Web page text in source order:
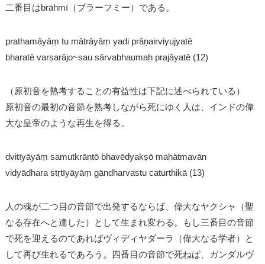
二番目はbrāhmī（ブラーフミー）である。
prathamāyāṃ tu mātrāyāṃ yadi prāṇairviyujyatē
bharatē varṣarājo~sau sārvabhaumaḥ prajāyatē (12)
（原初音を熟考することの有益性は下記に述べられている）
原初音の最初の音節を熟考しながら死にゆく人は、インドの偉
大な皇帝のような再生を得る。
dvitīyāyāṃ samutkrāntō bhavēdyakṣō mahātmavān
vidyādhara stṛtīyāyāṃ gāndharvastu caturthikā (13)
人の魂が二つ目の音節で出発するならば、偉大なヤクシャ（聖
なる存在へと達した）として生まれ変わる。もし三番目の音節
で死を迎えるのであればヴィディヤダーラ（偉大なる学者）と
して再び生れるであろう。四番目の音節で死ねば、ガンダルヴ